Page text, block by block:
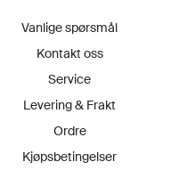
Vanlige spørsmål
Kontakt oss
Service
Levering & Frakt
Ordre
Kjøpsbetingelser